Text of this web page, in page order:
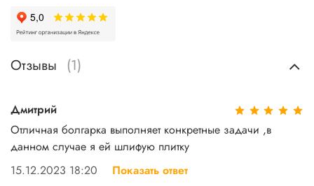
Отзывы (1)
Дмитрий
Отличная болгарка выполняет конкретные задачи ,в
данном случае я ей шлифую плитку
15.12.2023 18:20
Показать ответ